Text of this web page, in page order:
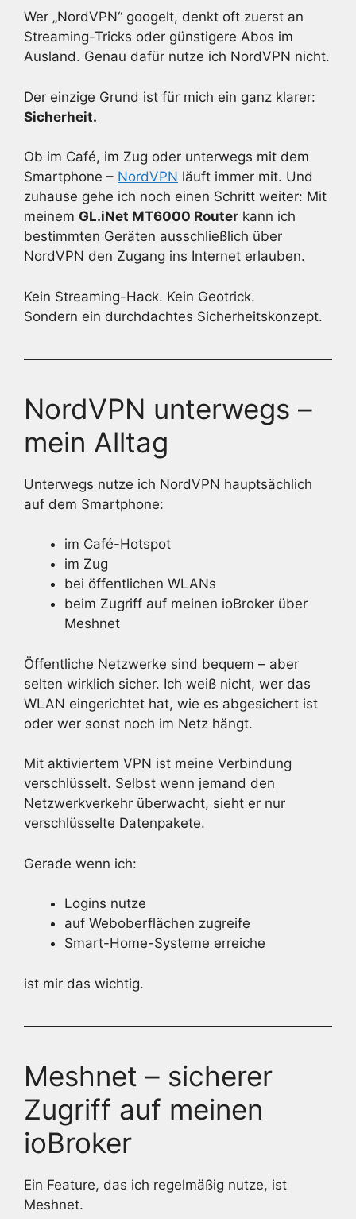
Wer „NordVPN“ googelt, denkt oft zuerst an
Streaming-Tricks oder günstigere Abos im
Ausland. Genau dafür nutze ich NordVPN nicht.
Der einzige Grund ist für mich ein ganz klarer:
Sicherheit.
Ob im Café, im Zug oder unterwegs mit dem
Smartphone – NordVPN läuft immer mit. Und
zuhause gehe ich noch einen Schritt weiter: Mit
meinem GL.iNet MT6000 Router kann ich
bestimmten Geräten ausschließlich über
NordVPN den Zugang ins Internet erlauben.
Kein Streaming-Hack. Kein Geotrick.
Sondern ein durchdachtes Sicherheitskonzept.
NordVPN unterwegs –
mein Alltag
Unterwegs nutze ich NordVPN hauptsächlich
auf dem Smartphone:
im Café-Hotspot
im Zug
bei öffentlichen WLANs
beim Zugriff auf meinen ioBroker über
Meshnet
Öffentliche Netzwerke sind bequem – aber
selten wirklich sicher. Ich weiß nicht, wer das
WLAN eingerichtet hat, wie es abgesichert ist
oder wer sonst noch im Netz hängt.
Mit aktiviertem VPN ist meine Verbindung
verschlüsselt. Selbst wenn jemand den
Netzwerkverkehr überwacht, sieht er nur
verschlüsselte Datenpakete.
Gerade wenn ich:
Logins nutze
auf Weboberflächen zugreife
Smart-Home-Systeme erreiche
ist mir das wichtig.
Meshnet – sicherer
Zugriff auf meinen
ioBroker
Ein Feature, das ich regelmäßig nutze, ist
Meshnet.